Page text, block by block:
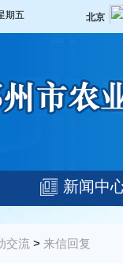
期五
新闻中
交流 > 来信回复